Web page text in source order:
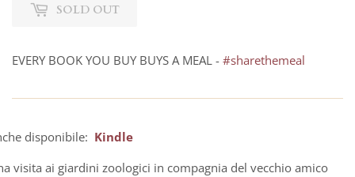
SOLD OUT
EVERY BOOK YOU BUY BUYS A MEAL - #sharethemeal
disponibile: Kindle
visita ai giardini zoologici in compagnia del vecchio amico